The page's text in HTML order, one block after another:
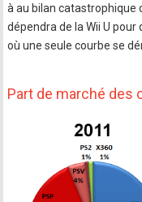
à au bilan catastrophique
dépendra de la Wii U
où une seule courbe se
Part de marché des